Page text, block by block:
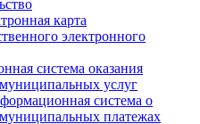
карта
электронного
система оказания
услуг
система о
платежах